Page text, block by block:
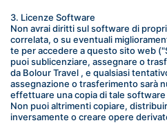
3. Licenze Software
Non avrai diritti sul software di
correlata, o su eventuali
te per accedere a questo sito web
puoi sublicenziare, assegnare o
da Bolour Travel , e qualsiasi
assegnazione o trasferimento sarà
effettuare una copia di tale
Non puoi altrimenti copiare,
inversamente o creare opere